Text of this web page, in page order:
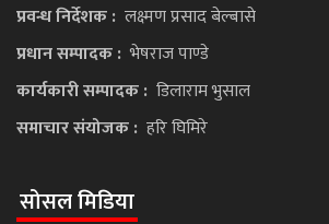
प्रवन्ध निर्देशक : लक्ष्मण प्रसाद बेल्बासे
प्रधान सम्पादक : भेषराज पाण्डे
कार्यकारी सम्पादक : डिलाराम भुसाल
समाचार संयोजक : हरि घिमिरे
सोसल मिडिया